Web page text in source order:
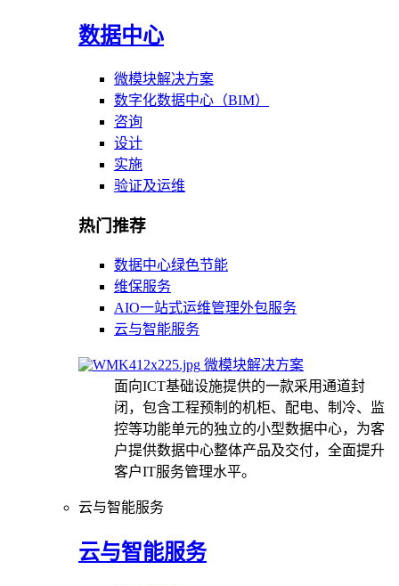
数据中心
微模块解决方案
数字化数据中心（BIM）
咨询
设计
实施
验证及运维
热门推荐
数据中心绿色节能
维保服务
AIO一站式运维管理外包服务
云与智能服务
微模块解决方案
面向ICT基础设施提供的一款采用通道封
闭，包含工程预制的机柜、配电、制冷、监
控等功能单元的独立的小型数据中心，为客
户提供数据中心整体产品及交付，全面提升
客户IT服务管理水平。
云与智能服务
云与智能服务